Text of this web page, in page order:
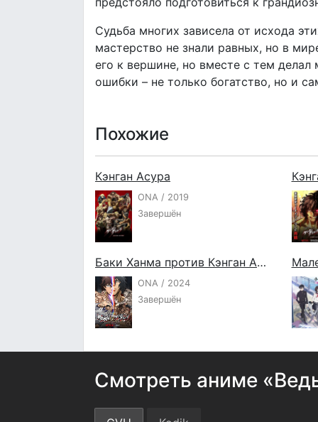
Судьба многих зависела от исхода
мастерство не знали равных, но в
его к вершине, но вместе с тем
ошибки – не только богатство, но и
Похожие
Кэнган Асура
ONA / 2019
Завершён
Баки Ханма против Кэнган Асуры
ONA / 2024
Завершён
Смотреть аниме